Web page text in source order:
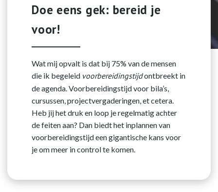
Doe eens gek: bereid je
voor!
Wat mij opvalt is dat bij 75% van de mensen
die ik begeleid voorbereidingstijdontbreekt in
de agenda. Voorbereidingstijd voor bila’s,
cursussen, projectvergaderingen, et cetera.
Heb jij het druk en loop je regelmatig achter
de feiten aan? Dan biedt het inplannen van
voorbereidingstijd een gigantische kans voor
je om meer in control te komen.